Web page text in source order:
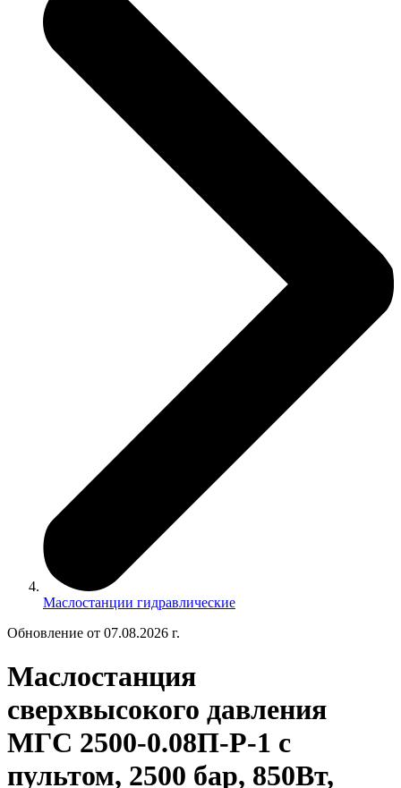
Маслостанции гидравлические
Обновление от 07.08.2026 г.
Маслостанция
сверхвысокого давления
МГС 2500-0.08П-Р-1 с
пультом, 2500 бар, 850Вт,